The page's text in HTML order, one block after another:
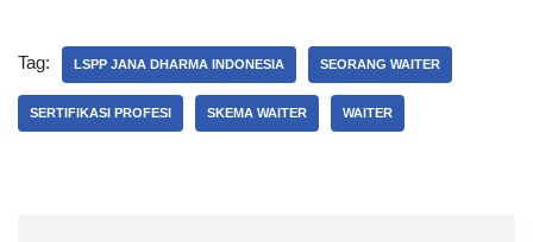
Tag: LSPP JANA DHARMA INDONESIA SEORANG WAITER
SERTIFIKASI PROFESI SKEMA WAITER WAITER